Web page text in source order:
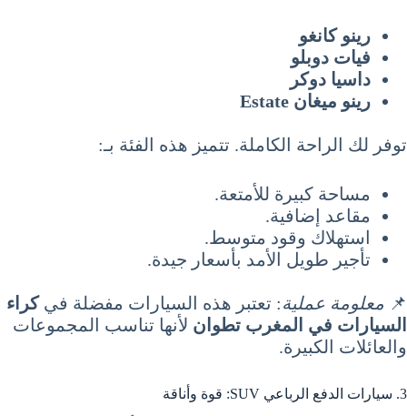
رينو كانغو
فيات دوبلو
داسيا دوكر
رينو ميغان Estate
توفر لك الراحة الكاملة. تتميز هذه الفئة بـ:
مساحة كبيرة للأمتعة.
مقاعد إضافية.
استهلاك وقود متوسط.
تأجير طويل الأمد بأسعار جيدة.
📌 معلومة عملية: تعتبر هذه السيارات مفضلة فيكراء
السيارات في المغرب تطوان لأنها تناسب المجموعات
والعائلات الكبيرة.
3. سيارات الدفع الرباعي SUV: قوة وأناقة